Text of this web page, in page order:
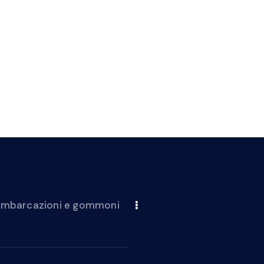
e gommoni